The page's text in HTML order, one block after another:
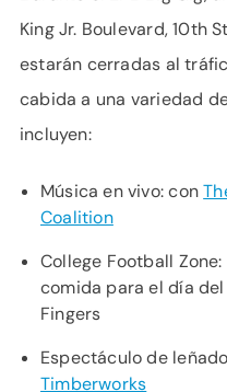
King Jr. Boulevard, 10th
estarán cerradas al
cabida a una variedad
incluyen:
Música en vivo: con
Coalition
College Football
comida para el día
Fingers
Espectáculo de
Timberworks